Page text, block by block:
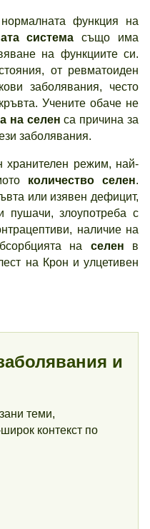
функция на
системасъщо има
на функциите си.
от ревматоиден
заболявания, често
Учените обаче не
на селен са причина за
заболявания.
хранителен режим, най-
количество селен.
или изявен дефицит,
пушачи, злоупотреба с
наличие на
на селен в
на Крон и улцетивен
и
теми,
контекст по